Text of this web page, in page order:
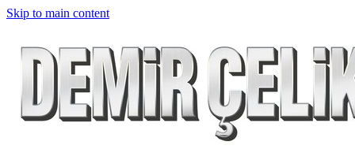
Skip to main content